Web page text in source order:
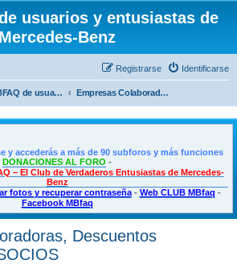
usuarios y entusiastas de
Mercedes-Benz
Identificarse
Registrarse
Club MBFAQ de usuarios y entusiastas de Mercedes Benz Empresas Colaboradoras, Descuentos exclusivos para SOCIOS
y accederás a más de 90 subforos y más funciones
DONACIONES AL FORO -
– El Club de Verdaderos Entusiastas de Mercedes-
Benz
fotos y recuperar contraseña- Web CLUB MBfaq -
Facebook MBfaq
Descuentos